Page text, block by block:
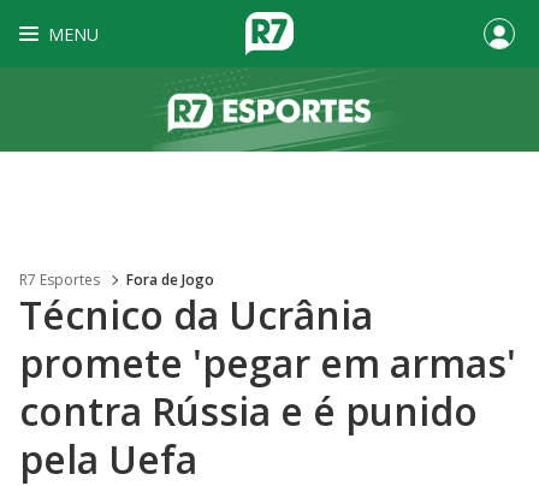
MENU
R7 Esportes Fora de Jogo
Técnico da Ucrânia
promete 'pegar em armas'
contra Rússia e é punido
pela Uefa